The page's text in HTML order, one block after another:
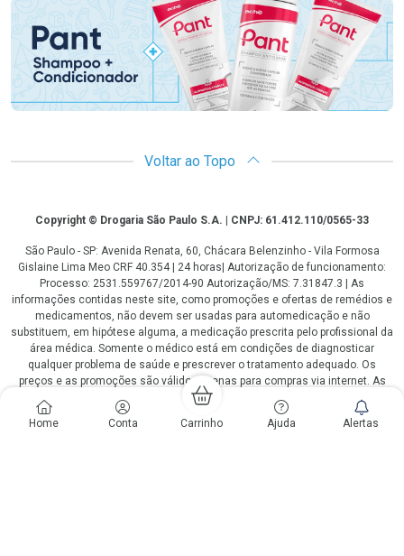
Home Conta Carrinho Ajuda Alertas
Voltar ao Topo
CopyrightCopyright © Drogaria São Paulo S.A. | CNPJ: 61.412.110/0565-33
São Paulo - SP: Avenida Renata, 60, Chácara Belenzinho - Vila Formosa
Gislaine Lima Meo CRF 40.354 | 24 horas| Autorização de funcionamento:
Processo: 2531.559767/2014-90 Autorização/MS: 7.31847.3 | As
informações contidas neste site, como promoções e ofertas de remédios e
medicamentos, não devem ser usadas para automedicação e não
substituem, em hipótese alguma, a medicação prescrita pelo profissional da
área médica. Somente o médico está em condições de diagnosticar
qualquer problema de saúde e prescrever o tratamento adequado. Os
preços e as promoções são válidos apenas para compras via internet. As
fotos contidas em nosso site são meramente ilustrativas. *Preços e
disponibilidade sujeitos a alterações no decorrer do dia. Antibióticos e
antimicrobianos vendas apenas em lojas físicas ou televendas. Portaria nº